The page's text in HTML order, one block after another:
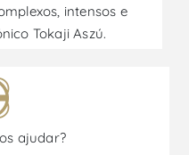
intensos e
Tokaji Aszú.
ajudar?